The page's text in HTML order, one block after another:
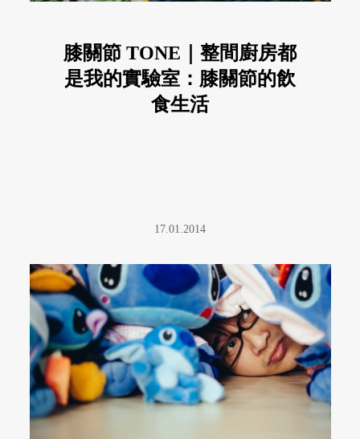
膝關節 TONE｜整間廚房都
是我的實驗室：膝關節的飲
食生活
17.01.2014